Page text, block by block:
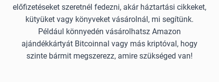
előfizetéseket szeretnél fedezni, akár háztartási cikkeket,
kütyüket vagy könyveket vásárolnál, mi segítünk.
Például könnyedén vásárolhatsz Amazon
ajándékkártyát Bitcoinnal vagy más kriptóval, hogy
szinte bármit megszerezz, amire szükséged van!